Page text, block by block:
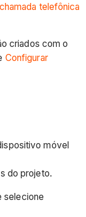
telefônica
criados com o
Configurar
móvel
do projeto.
selecione